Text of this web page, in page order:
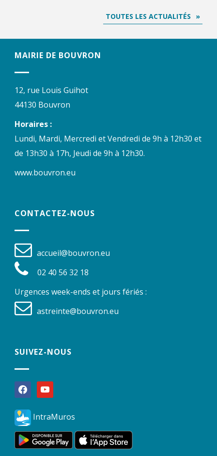
TOUTES LES ACTUALITÉS
MAIRIE DE BOUVRON
12, rue Louis Guihot
44130 Bouvron
Horaires :
Lundi, Mardi, Mercredi et Vendredi de 9h à 12h30 et
de 13h30 à 17h, Jeudi de 9h à 12h30.
www.bouvron.eu
CONTACTEZ-NOUS
accueil@bouvron.eu
02 40 56 32 18
Urgences week-ends et jours fériés :
astreinte@bouvron.eu
SUIVEZ-NOUS
facebookyoutube
IntraMuros